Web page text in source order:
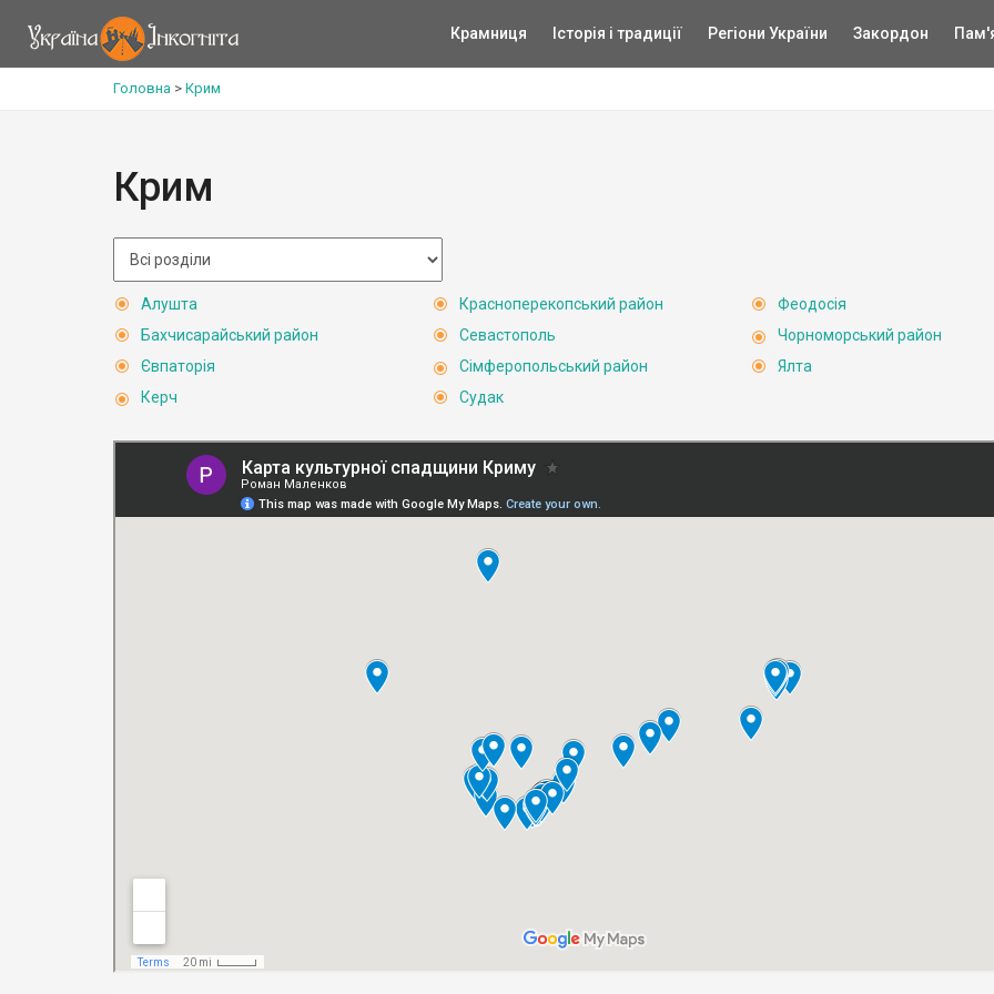
Крамниця Історія і традиції Регіони України Закордон
Головна > Крим
Крим
Алушта
Бахчисарайський район
Євпаторія
Керч
Красноперекопський район
Севастополь
Сімферопольський район
Судак
Феодосія
Чорноморський район
Ялта